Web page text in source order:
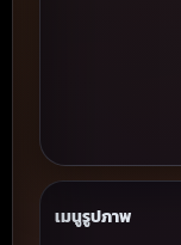
เมนูรูปภาพ